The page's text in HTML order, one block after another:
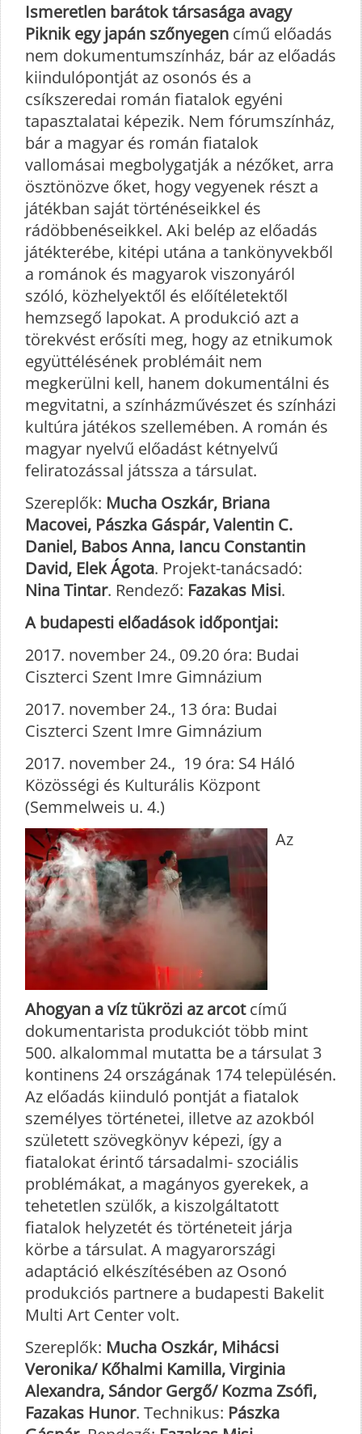
Ismeretlen barátok társasága avagy
Piknik egy japán szőnyegen című előadás
nem dokumentumszínház, bár az előadás
kiindulópontját az osonós és a
csíkszeredai román fiatalok egyéni
tapasztalatai képezik. Nem fórumszínház,
bár a magyar és román fiatalok
vallomásai megbolygatják a nézőket, arra
ösztönözve őket, hogy vegyenek részt a
játékban saját történéseikkel és
rádöbbenéseikkel. Aki belép az előadás
játékterébe, kitépi utána a tankönyvekből
a románok és magyarok viszonyáról
szóló, közhelyektől és előítéletektől
hemzsegő lapokat. A produkció azt a
törekvést erősíti meg, hogy az etnikumok
együttélésének problémáit nem
megkerülni kell, hanem dokumentálni és
megvitatni, a színházművészet és színházi
kultúra játékos szellemében. A román és
magyar nyelvű előadást kétnyelvű
feliratozással játssza a társulat.
Szereplők: Mucha Oszkár, Briana
Macovei, Pászka Gáspár, Valentin C.
Daniel, Babos Anna, Iancu Constantin
David, Elek Ágota. Projekt-tanácsadó:
Nina Tintar. Rendező: Fazakas Misi.
A budapesti előadások időpontjai:
2017. november 24., 09.20 óra: Budai
Ciszterci Szent Imre Gimnázium
2017. november 24., 13 óra: Budai
Ciszterci Szent Imre Gimnázium
2017. november 24., 19 óra: S4 Háló
Közösségi és Kulturális Központ
(Semmelweis u. 4.)
Az
Ahogyan a víz tükrözi az arcotcímű
dokumentarista produkciót több mint
500. alkalommal mutatta be a társulat 3
kontinens 24 országának 174 településén.
Az előadás kiinduló pontját a fiatalok
személyes történetei, illetve az azokból
született szövegkönyv képezi, így a
fiatalokat érintő társadalmi- szociális
problémákat, a magányos gyerekek, a
tehetetlen szülők, a kiszolgáltatott
fiatalok helyzetét és történeteit járja
körbe a társulat. A magyarországi
adaptáció elkészítésében az Osonó
produkciós partnere a budapesti Bakelit
Multi Art Center volt.
Szereplők: Mucha Oszkár, Mihácsi
Veronika/ Kőhalmi Kamilla, Virginia
Alexandra, Sándor Gergő/ Kozma Zsófi,
Fazakas Hunor. Technikus: Pászka